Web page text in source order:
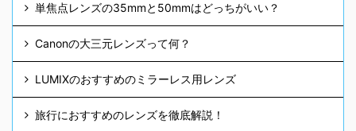
単焦点レンズの35mmと50mmはどっちがいい？
Canonの大三元レンズって何？
LUMIXのおすすめのミラーレス用レンズ
旅行におすすめのレンズを徹底解説！